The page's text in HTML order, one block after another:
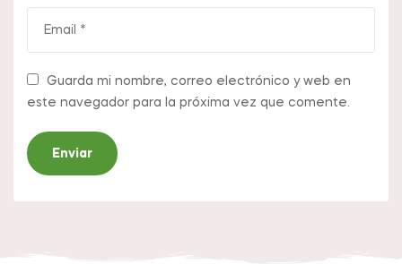
Guarda mi nombre, correo electrónico y web en
este navegador para la próxima vez que comente.